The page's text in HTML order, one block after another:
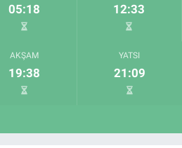
05:18 12:33
AKŞAM
19:38
YATSI
21:09